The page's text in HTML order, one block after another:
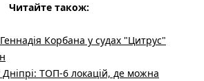
Читайте також:
Корбана у судах "Цитрус"
ТОП-6 локацій, де можна